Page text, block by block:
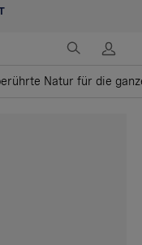
Natur für die